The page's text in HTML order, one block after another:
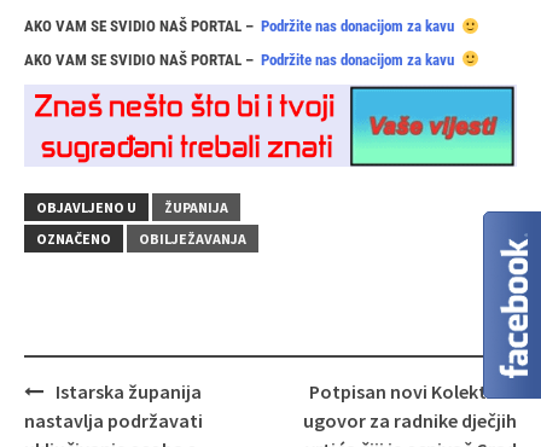
AKO VAM SE SVIDIO NAŠ PORTAL – Podržite nas donacijom za kavu
AKO VAM SE SVIDIO NAŠ PORTAL – Podržite nas donacijom za kavu
OBJAVLJENO U
ŽUPANIJA
OZNAČENO
OBILJEŽAVANJA
Navigacija
objava
Istarska županija
nastavlja podržavati
Potpisan novi Kolektivni
ugovor za radnike dječjih